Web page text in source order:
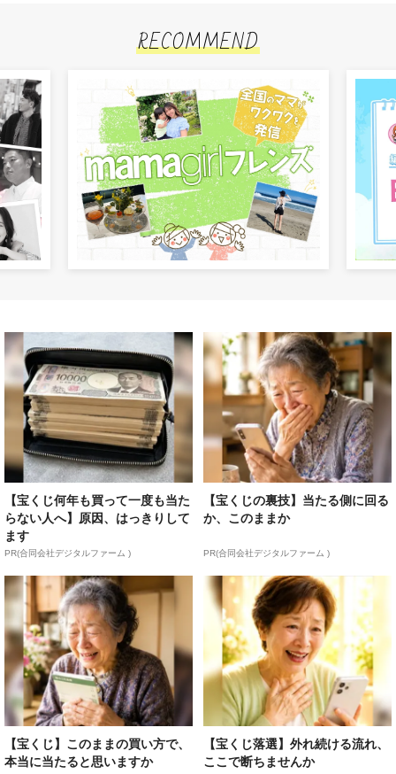
RECOMMEND
【宝くじ何年も買って一度も当た
らない人へ】原因、はっきりして
ます
PR(合同会社デジタルファーム )
【宝くじの裏技】当たる側に回る
か、このままか
PR(合同会社デジタルファーム )
【宝くじ】このままの買い方で、
本当に当たると思いますか
【宝くじ落選】外れ続ける流れ、
ここで断ちませんか